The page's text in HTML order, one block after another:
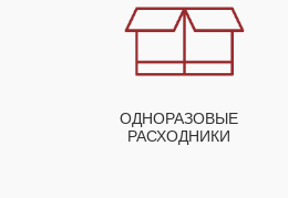
ОДНОРАЗОВЫЕ
РАСХОДНИКИ